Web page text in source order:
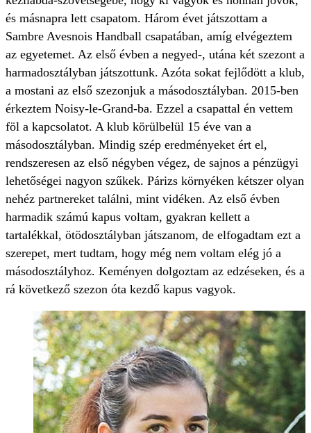
és másnapra lett csapatom. Három évet játszottam a
Sambre Avesnois Handball csapatában, amíg elvégeztem
az egyetemet. Az első évben a negyed-, utána két szezont a
harmadosztályban játszottunk. Azóta sokat fejlődött a klub,
a mostani az első szezonjuk a másodosztályban. 2015-ben
érkeztem Noisy-le-Grand-ba. Ezzel a csapattal én vettem
föl a kapcsolatot. A klub körülbelül 15 éve van a
másodosztályban. Mindig szép eredményeket ért el,
rendszeresen az első négyben végez, de sajnos a pénzügyi
lehetőségei nagyon szűkek. Párizs környéken kétszer olyan
nehéz partnereket találni, mint vidéken. Az első évben
harmadik számú kapus voltam, gyakran kellett a
tartalékkal, ötödosztályban játszanom, de elfogadtam ezt a
szerepet, mert tudtam, hogy még nem voltam elég jó a
másodosztályhoz. Keményen dolgoztam az edzéseken, és a
rá következő szezon óta kezdő kapus vagyok.